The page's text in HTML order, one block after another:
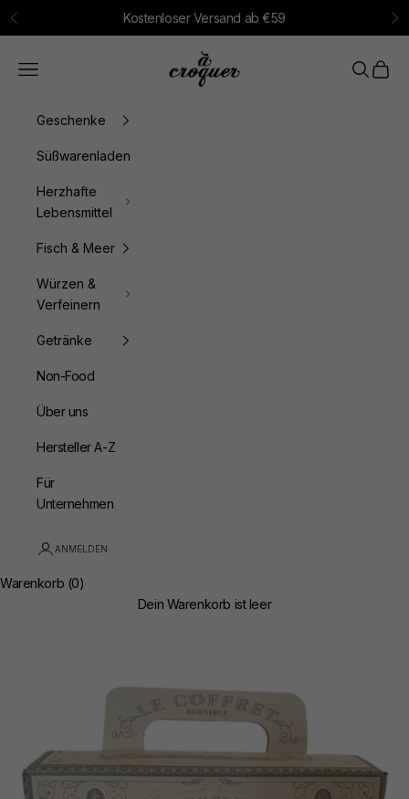
Zum Inhalt springen
Zurück Kostenloser Versand ab €59
à croquer
Menü Suchen
Geschenke
Süßwarenladen
Herzhafte
Lebensmittel
Fisch & Meer
Würzen &
Verfeinern
Getränke
Non-Food
Über uns
Hersteller A-Z
Für
Unternehmen
ANMELDEN
Warenkorb (0)
Dein Warenkorb ist leer